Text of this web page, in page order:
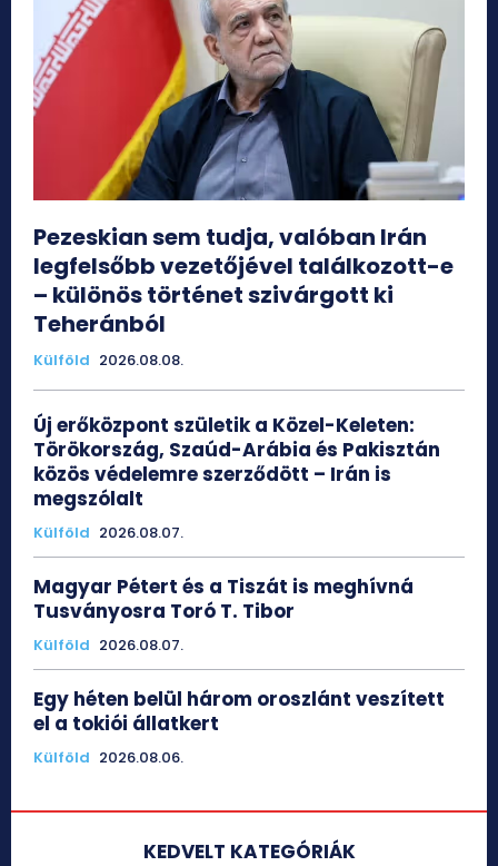
Pezeskian sem tudja, valóban Irán
legfelsőbb vezetőjével találkozott-e
– különös történet szivárgott ki
Teheránból
Külföld 2026.08.08.
Új erőközpont születik a Közel-Keleten:
Törökország, Szaúd-Arábia és Pakisztán
közös védelemre szerződött – Irán is
megszólalt
Külföld 2026.08.07.
Magyar Pétert és a Tiszát is meghívná
Tusványosra Toró T. Tibor
Külföld 2026.08.07.
Egy héten belül három oroszlánt veszített
el a tokiói állatkert
Külföld 2026.08.06.
KEDVELT KATEGÓRIÁK